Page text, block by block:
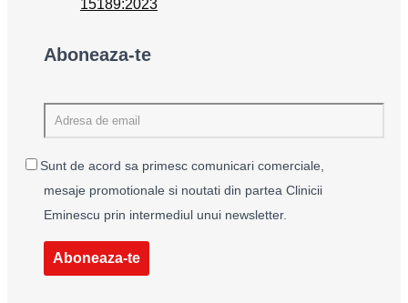
15189:2023
Aboneaza-te
Sunt de acord sa primesc comunicari comerciale,
mesaje promotionale si noutati din partea Clinicii
Eminescu prin intermediul unui newsletter.
Aboneaza-te